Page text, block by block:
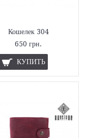
Кошелек 304
650 грн.
КУПИТЬ